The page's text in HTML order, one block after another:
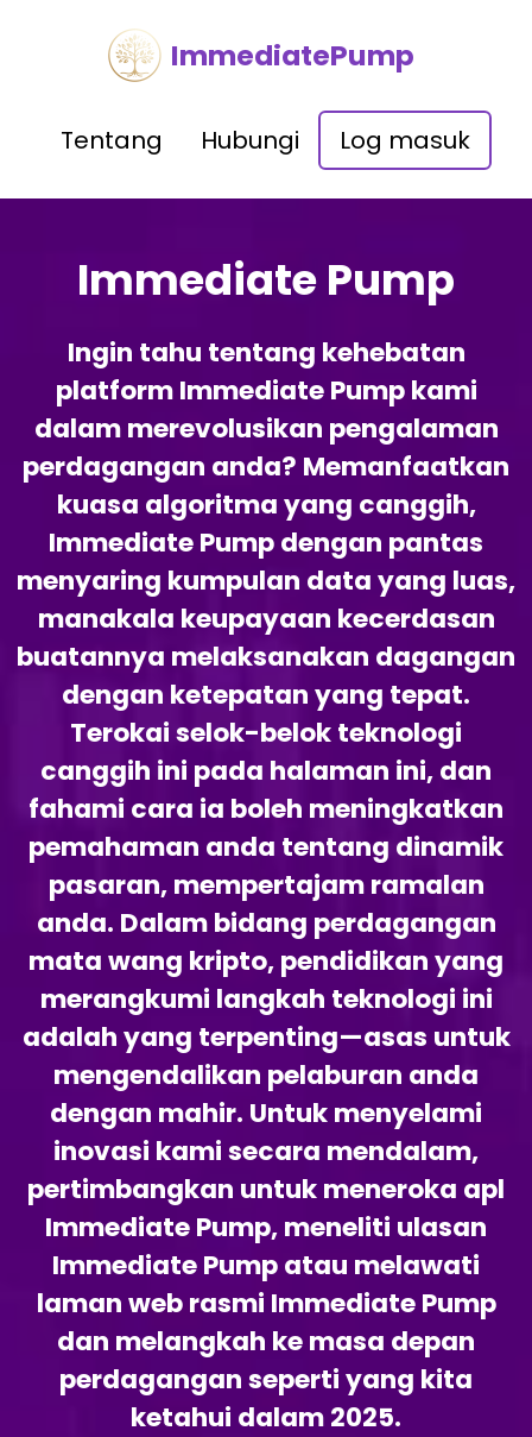
ImmediatePump
Tentang Hubungi Log masuk
Immediate Pump
Ingin tahu tentang kehebatan
platform Immediate Pump kami
dalam merevolusikan pengalaman
perdagangan anda? Memanfaatkan
kuasa algoritma yang canggih,
Immediate Pump dengan pantas
menyaring kumpulan data yang luas,
manakala keupayaan kecerdasan
buatannya melaksanakan dagangan
dengan ketepatan yang tepat.
Terokai selok-belok teknologi
canggih ini pada halaman ini, dan
fahami cara ia boleh meningkatkan
pemahaman anda tentang dinamik
pasaran, mempertajam ramalan
anda. Dalam bidang perdagangan
mata wang kripto, pendidikan yang
merangkumi langkah teknologi ini
adalah yang terpenting—asas untuk
mengendalikan pelaburan anda
dengan mahir. Untuk menyelami
inovasi kami secara mendalam,
pertimbangkan untuk meneroka apl
Immediate Pump, meneliti ulasan
Immediate Pump atau melawati
laman web rasmi Immediate Pump
dan melangkah ke masa depan
perdagangan seperti yang kita
ketahui dalam 2025.